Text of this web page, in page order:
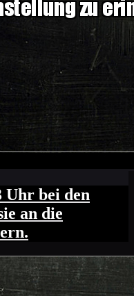
Uhr bei den
an die